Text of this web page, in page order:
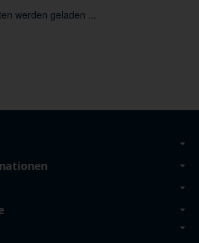
werden geladen ...